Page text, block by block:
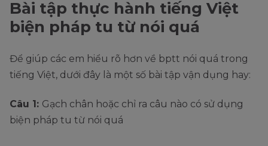
Bài tập thực hành tiếng Việt
biện pháp tu từ nói quá
Để giúp các em hiểu rõ hơn về bptt nói quá trong
tiếng Việt, dưới đây là một số bài tập vận dụng hay:
Câu 1: Gạch chân hoặc chỉ ra câu nào có sử dụng
biện pháp tu từ nói quá